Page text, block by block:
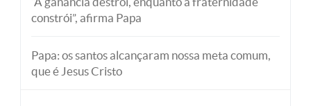
constrói”, afirma Papa
Papa: os santos alcançaram nossa meta comum,
que é Jesus Cristo